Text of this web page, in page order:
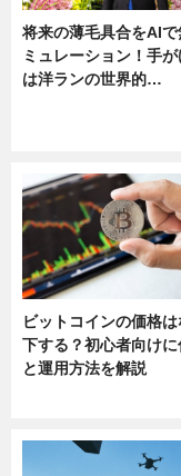
将来の薄毛具合をAI
ミュレーション！手
は洋ランの世界的…
ビットコインの価格は
下する？初心者向け
と運用方法を解説